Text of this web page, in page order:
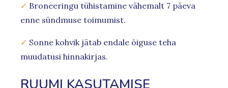
✓ Broneeringu tühistamine vähemalt 7 päeva
enne sündmuse toimumist.
✓ Sonne kohvik jätab endale õiguse teha
muudatusi hinnakirjas.
RUUMI KASUTAMISE